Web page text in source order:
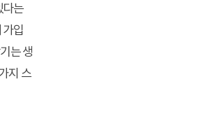
다는
가입
는 생
지 스